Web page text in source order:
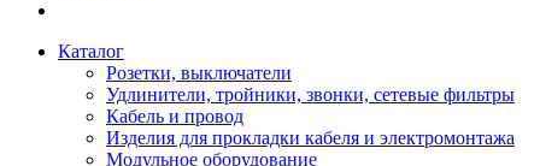
Каталог
Розетки, выключатели
Удлинители, тройники, звонки, сетевые фильтры
Кабель и провод
Изделия для прокладки кабеля и электромонтажа
Модульное оборудование